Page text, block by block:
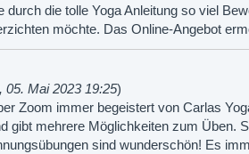
durch die tolle Yoga Anleitung so viel
möchte. Das Online-Angebot
05. Mai 2023 19:25)
Zoom immer begeistert von Carlas
gibt mehrere Möglichkeiten zum Üben.
sind wunderschön! Es